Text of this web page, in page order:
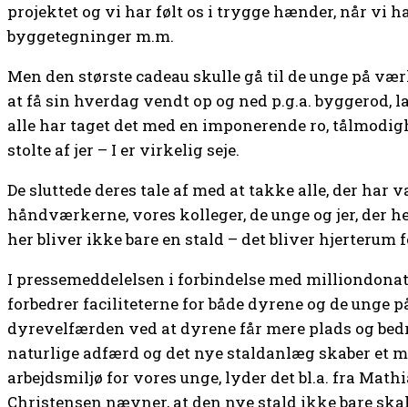
projektet og vi har følt os i trygge hænder, når vi
byggetegninger m.m.
Men den største cadeau skulle gå til de unge på
at få sin hverdag vendt op og ned p.g.a.
alle har taget det med en imponerende ro,
stolte af jer – I er virkelig seje.
De sluttede deres tale af med at takke alle, der har
håndværkerne, vores kolleger, de unge og jer, der
her bliver ikke bare en stald – det bliver
I pressemeddelelsen i forbindelse med
forbedrer faciliteterne for både dyrene og de unge
dyrevelfærden ved at dyrene får mere plads og
naturlige adfærd og det nye staldanlæg skaber et
arbejdsmiljø for vores unge, lyder det bl.a. fra
Christensen nævner, at den nye stald ikke bare